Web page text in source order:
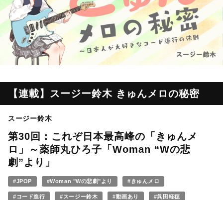
【連載】スージー鈴木 きゅんメロの秘密
スージー鈴木
第30回：これぞ日本最高峰の「きゅんメ
ロ」～薬師丸ひろ子「Woman “Wの悲
劇”より」
#JPOP #Woman "Wの悲劇"より #きゅんメロ
#コード進行 #スージー鈴木 #動画あり #呉田軽穂